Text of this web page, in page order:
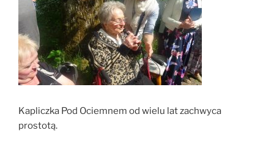
Kapliczka Pod Ociemnem od wielu lat zachwyca
prostotą.